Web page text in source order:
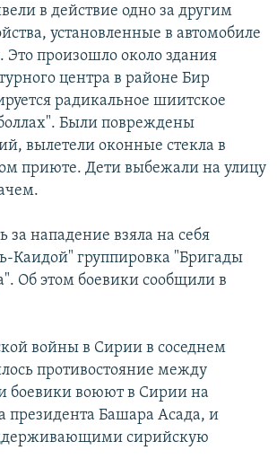
в действие одно за другим
установленные в автомобиле
Это произошло около здания
центра в районе Бир
радикальное шиитское
Были повреждены
вылетели оконные стекла в
приюте. Дети выбежали на улицу
за нападение взяла на себя
Каидой" группировка "Бригады
Об этом боевики сообщили в
войны в Сирии в соседнем
противостояние между
боевики воюют в Сирии на
президента Башара Асада, и
сирийскую